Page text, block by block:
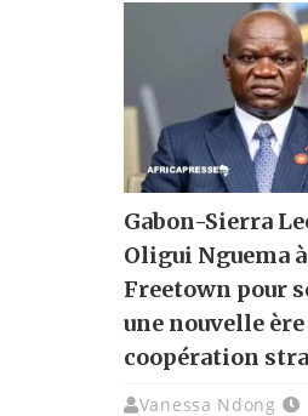
Gabon-Sierra
Oligui Nguema à
Freetown pour
une nouvelle ère
coopération
Vanessa Ndong